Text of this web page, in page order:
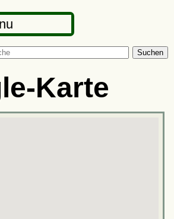
Suchen
Karte